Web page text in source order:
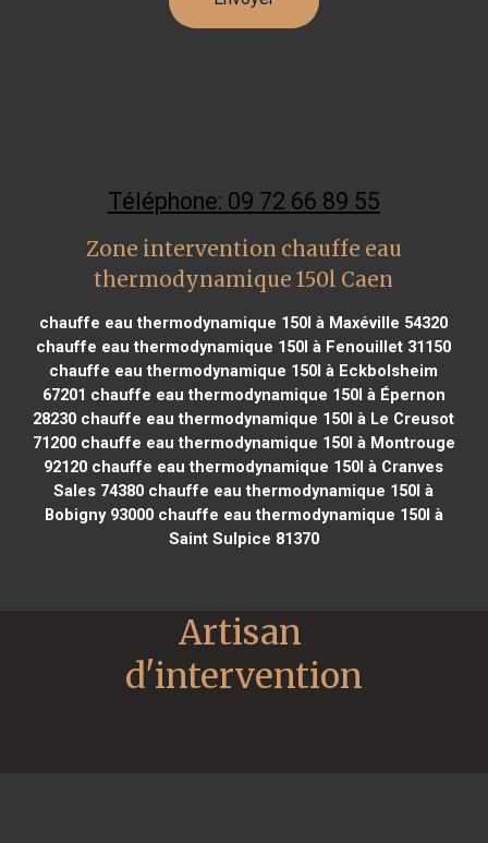
Téléphone: 09 72 66 89 55
Zone intervention chauffe eau
thermodynamique 150l Caen
chauffe eau thermodynamique 150l à Maxéville 54320
chauffe eau thermodynamique 150l à Fenouillet 31150
chauffe eau thermodynamique 150l à Eckbolsheim
67201 chauffe eau thermodynamique 150l à Épernon
28230 chauffe eau thermodynamique 150l à Le Creusot
71200chauffe eau thermodynamique 150l à Montrouge
92120 chauffe eau thermodynamique 150l à Cranves
Sales 74380 chauffe eau thermodynamique 150l à
Bobigny 93000chauffe eau thermodynamique 150l à
Saint Sulpice 81370
Artisan
d'intervention